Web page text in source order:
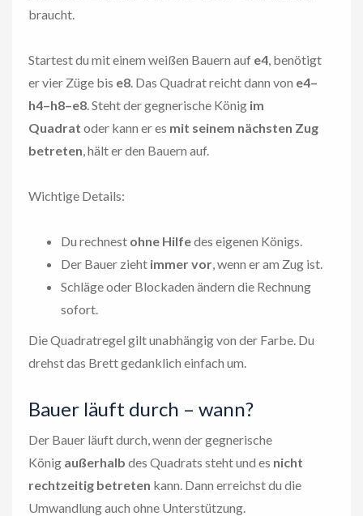
braucht.
Startest du mit einem weißen Bauern auf e4, benötigt
er vier Züge bis e8. Das Quadrat reicht dann von e4–
h4–h8–e8. Steht der gegnerische König im
Quadrat oder kann er es mit seinem nächsten Zug
betreten, hält er den Bauern auf.
Wichtige Details:
Du rechnest ohne Hilfedes eigenen Königs.
Der Bauer zieht immer vor, wenn er am Zug ist.
Schläge oder Blockaden ändern die Rechnung
sofort.
Die Quadratregel gilt unabhängig von der Farbe. Du
drehst das Brett gedanklich einfach um.
Bauer läuft durch – wann?
Der Bauer läuft durch, wenn der gegnerische
König außerhalb des Quadrats steht und es nicht
rechtzeitig betreten kann. Dann erreichst du die
Umwandlung auch ohne Unterstützung.